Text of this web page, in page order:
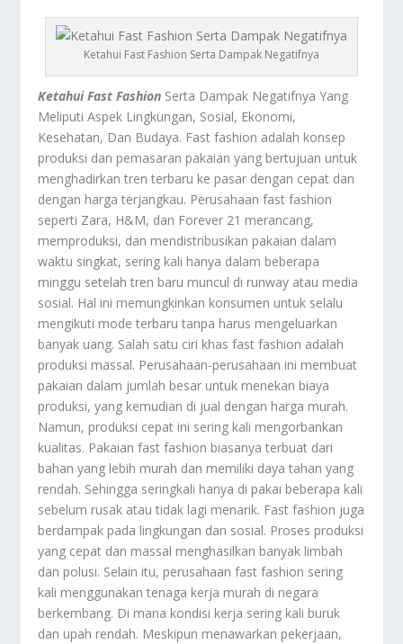
Ketahui Fast Fashion Serta Dampak Negatifnya
Ketahui Fast Fashion Serta Dampak Negatifnya Yang
Meliputi Aspek Lingkungan, Sosial, Ekonomi,
Kesehatan, Dan Budaya. Fast fashion adalah konsep
produksi dan pemasaran pakaian yang bertujuan untuk
menghadirkan tren terbaru ke pasar dengan cepat dan
dengan harga terjangkau. Perusahaan fast fashion
seperti Zara, H&M, dan Forever 21 merancang,
memproduksi, dan mendistribusikan pakaian dalam
waktu singkat, sering kali hanya dalam beberapa
minggu setelah tren baru muncul di runway atau media
sosial. Hal ini memungkinkan konsumen untuk selalu
mengikuti mode terbaru tanpa harus mengeluarkan
banyak uang. Salah satu ciri khas fast fashion adalah
produksi massal. Perusahaan-perusahaan ini membuat
pakaian dalam jumlah besar untuk menekan biaya
produksi, yang kemudian di jual dengan harga murah.
Namun, produksi cepat ini sering kali mengorbankan
kualitas. Pakaian fast fashion biasanya terbuat dari
bahan yang lebih murah dan memiliki daya tahan yang
rendah. Sehingga seringkali hanya di pakai beberapa kali
sebelum rusak atau tidak lagi menarik. Fast fashion juga
berdampak pada lingkungan dan sosial. Proses produksi
yang cepat dan massal menghasilkan banyak limbah
dan polusi. Selain itu, perusahaan fast fashion sering
kali menggunakan tenaga kerja murah di negara
berkembang. Di mana kondisi kerja sering kali buruk
dan upah rendah. Meskipun menawarkan pekerjaan,